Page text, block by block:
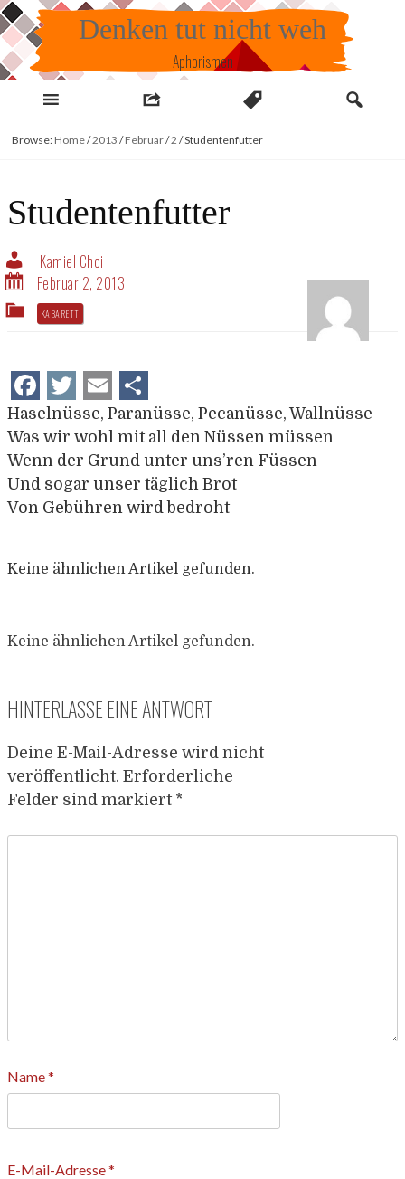
Skip
to
content
Denken tut nicht weh
Aphorismen
Browse: Home/2013 /Februar/2 /Studentenfutter
Studentenfutter
Kamiel Choi
Februar 2, 2013
KABARETT
Facebook
Twitter
Email
Haselnüsse, Paranüsse, Pecanüsse, Wallnüsse –
Was wir wohl mit all den Nüssen müssen
Wenn der Grund unter uns’ren Füssen
Und sogar unser täglich Brot
Von Gebühren wird bedroht
Keine ähnlichen Artikel gefunden.
Keine ähnlichen Artikel gefunden.
HINTERLASSE EINE ANTWORT
Deine E-Mail-Adresse wird nicht
veröffentlicht. Erforderliche
Felder sind markiert *
Name*
E-Mail-Adresse*